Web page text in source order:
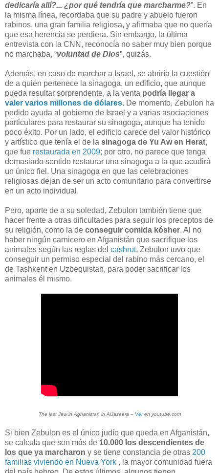
dedicaría allí?... ¿por qué tendría que marcharme?”. En
la misma línea, recordaba que su padre y abuelo fueron
rabinos, una gran familia religiosa, y afirmaba que no quería
que esa herencia se perdiera. Sin embargo, la última
entrevista con la CNN, reconocía no saber muy bien porque
no marchaba, “voluntad de Dios”, quizás.
Además, en caso de marchar a Israel, se abriría la cuestión
de a quién pertenece la sinagoga, un edificio, que aunque
pueda resultar sorprendente, a la venta podría llegar a
valer varios millones de dólares. De momento, Zebulon ha
pedido ayuda al gobierno de Israel y a varias asociaciones
particulares para restaurar su sinagoga, aunque ha tenido
poco éxito. Por un lado, el edificio carece del valor histórico
y artístico que tenía el de la sinagoga de Yu Aw en Herat,
que fue restaurada en 2009; por otro, no parece que tenga
demasiado sentido restaurar una sinagoga a la que acudirá
un único fiel. Una sinagoga en que las celebraciones
religiosas dejan de ser un acto comunitario para convertirse
en un acto individual.
Pero, aparte de a su soledad, Zebulon también tiene que
hacer frente a otras dificultades para seguir los preceptos de
su religión, como la de conseguir comida kósher. Al no
haber ningún carnicero en Afganistán que sacrifique los
animales según las reglas del cashrut, Zebulon tuvo que
conseguir un permiso especial del rabino más cercano, el
de Tashkent en Uzbequistan, para poder sacrificar los
animales él mismo.
The last Jew in Aghanistan in AlJazeera – Veren youtube.com
Si bien Zebulon es el único judío que queda en Afganistán,
se calcula que son más de 10.000 los descendientes de
los que ya marcharon y se tiene constancia de otras 200
familias viviendo en Nueva York , la mayor comunidad fuera